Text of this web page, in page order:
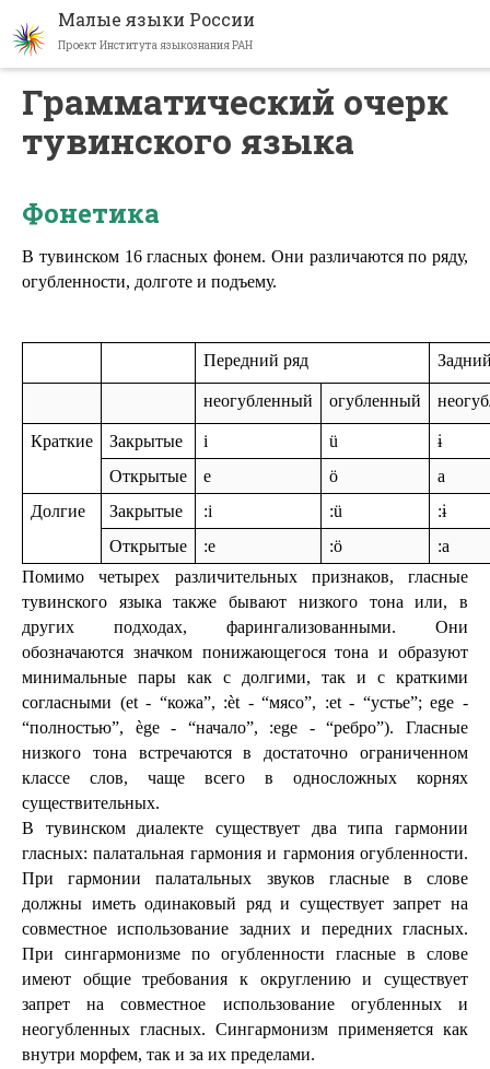
основному
содержанию
Малые языки России
Проект Института языкознания РАН
Грамматический очерк
тувинского языка
Фонетика
В тувинском 16 гласных фонем. Они различаются по ряду,
огубленности, долготе и подъему.
Передний ряд
неогубленный огубленный
Краткие Закрытые i ü
ɨ
Открытые
e ö
a
Долгие
Закрытые :i :ü
:ɨ
Открытые
:e :ö
:a
Помимо четырех различительных признаков, гласные
тувинского языка также бывают низкого тона или, в
других подходах, фарингализованными. Они
обозначаются значком понижающегося тона и образуют
минимальные пары как с долгими, так и с краткими
согласными (et - “кожа”, :èt - “мясо”, :et - “устье”; ege -
“полностью”, ège - “начало”, :ege - “ребро”). Гласные
низкого тона встречаются в достаточно ограниченном
классе слов, чаще всего в односложных корнях
существительных.
В тувинском диалекте существует два типа гармонии
гласных: палатальная гармония и гармония огубленности.
При гармонии палатальных звуков гласные в слове
должны иметь одинаковый ряд и существует запрет на
совместное использование задних и передних гласных.
При сингармонизме по огубленности гласные в слове
имеют общие требования к округлению и существует
запрет на совместное использование огубленных и
неогубленных гласных. Сингармонизм применяется как
внутри морфем, так и за их пределами.